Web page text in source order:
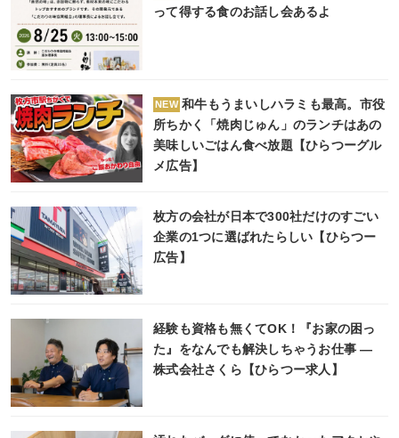
って得する食のお話し会あるよ
NEW 和牛もうまいしハラミも最高。市役
所ちかく「焼肉じゅん」のランチはあの
美味しいごはん食べ放題【ひらつーグル
メ広告】
枚方の会社が日本で300社だけのすごい
企業の1つに選ばれたらしい【ひらつー
広告】
経験も資格も無くてOK！『お家の困っ
た』をなんでも解決しちゃうお仕事 ―
株式会社さくら【ひらつー求人】